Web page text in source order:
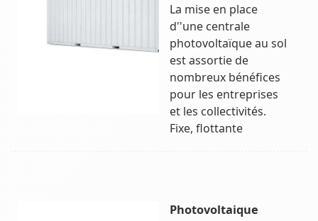
La mise en place
d''une centrale
photovoltaïque au sol
est assortie de
nombreux bénéfices
pour les entreprises
et les collectivités.
Fixe, flottante
Photovoltaique